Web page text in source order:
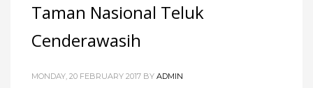
Taman Nasional Teluk
Cenderawasih
MONDAY, 20 FEBRUARY 2017 BY ADMIN